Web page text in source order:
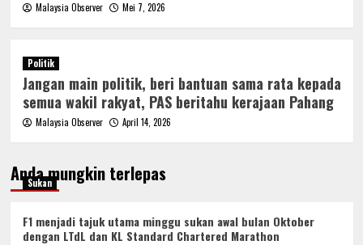
Malaysia Observer Mei 7, 2026
Politik
Jangan main politik, beri bantuan sama rata kepada
semua wakil rakyat, PAS beritahu kerajaan Pahang
Malaysia Observer April 14, 2026
Anda mungkin terlepas
Sukan
F1 menjadi tajuk utama minggu sukan awal bulan Oktober
dengan LTdL dan KL Standard Chartered Marathon